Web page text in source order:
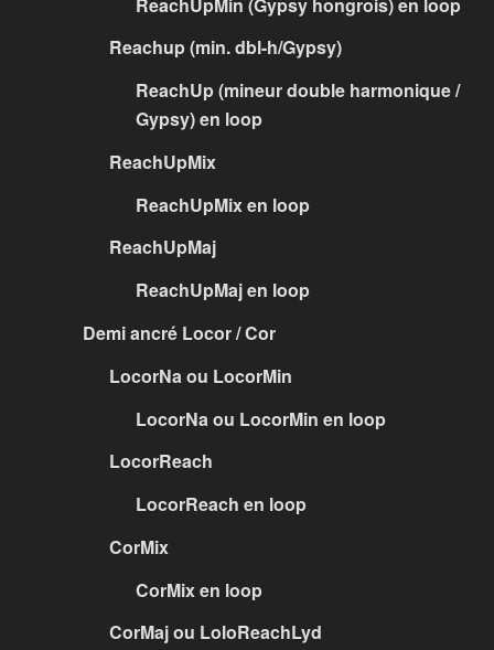
Reachup (min. dbl-h/Gypsy)
ReachUp (mineur double harmonique /
Gypsy) en loop
ReachUpMix
ReachUpMix en loop
ReachUpMaj
ReachUpMaj en loop
Demi ancré Locor / Cor
LocorNa ou LocorMin
LocorNa ou LocorMin en loop
LocorReach
LocorReach en loop
CorMix
CorMix en loop
CorMaj ou LoloReachLyd